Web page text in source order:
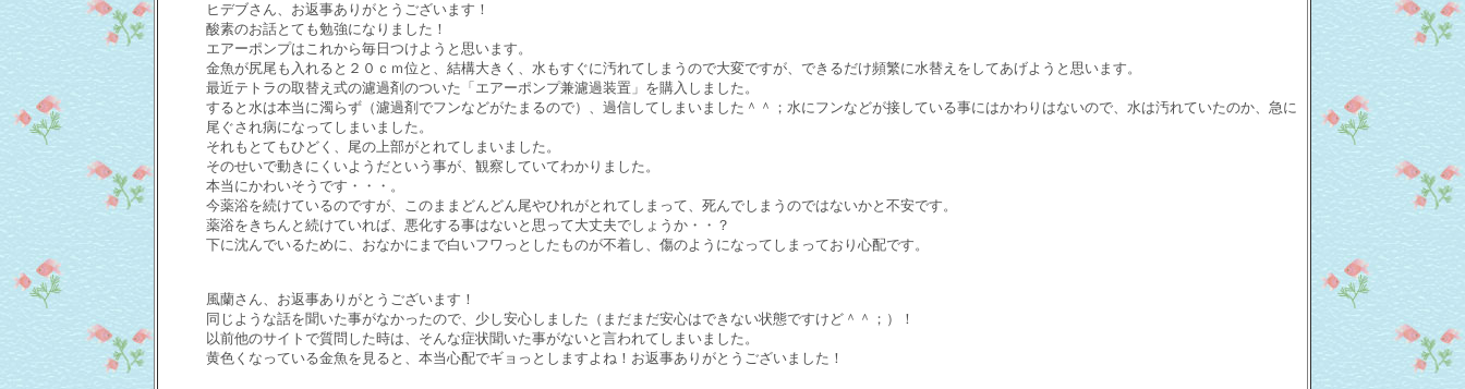
ヒデブさん、お返事ありがとうございます！
酸素のお話とても勉強になりました！
エアーポンプはこれから毎日つけようと思います。
金魚が尻尾も入れると２０ｃｍ位と、結構大きく、水もすぐに汚れてしまうので大変ですが、できるだけ頻繁に水替えをしてあげようと思います。
最近テトラの取替え式の濾過剤のついた「エアーポンプ兼濾過装置」を購入しました。
すると水は本当に濁らず（濾過剤でフンなどがたまるので）、過信してしまいました＾＾；水にフンなどが接している事にはかわりはないので、水は汚れていたのか、急に
尾ぐされ病になってしまいました。
それもとてもひどく、尾の上部がとれてしまいました。
そのせいで動きにくいようだという事が、観察していてわかりました。
本当にかわいそうです・・・。
今薬浴を続けているのですが、このままどんどん尾やひれがとれてしまって、死んでしまうのではないかと不安です。
薬浴をきちんと続けていれば、悪化する事はないと思って大丈夫でしょうか・・？
下に沈んでいるために、おなかにまで白いフワっとしたものが不着し、傷のようになってしまっており心配です。
風蘭さん、お返事ありがとうございます！
同じような話を聞いた事がなかったので、少し安心しました（まだまだ安心はできない状態ですけど＾＾；）！
以前他のサイトで質問した時は、そんな症状聞いた事がないと言われてしまいました。
黄色くなっている金魚を見ると、本当心配でギョっとしますよね！お返事ありがとうございました！